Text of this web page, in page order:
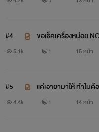
#4 ขอเช็คเครื่องหน่อย
5.1k 1 15 หน้า
#5 แค่เอายามาให้ ทำไม
4.4k 1 14 หน้า